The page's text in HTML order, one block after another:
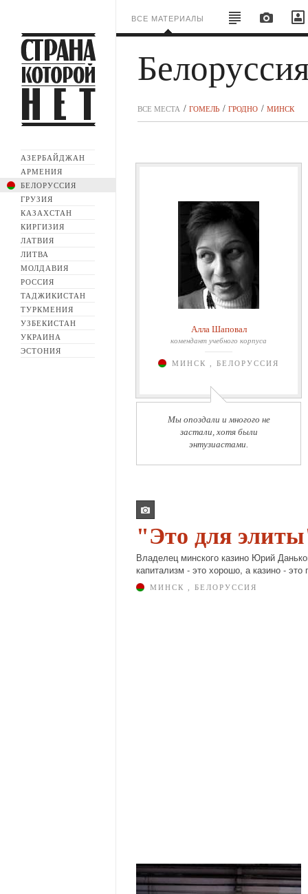
АЗЕРБАЙДЖАН
АРМЕНИЯ
БЕЛОРУССИЯ
ГРУЗИЯ
КАЗАХСТАН
КИРГИЗИЯ
ЛАТВИЯ
ЛИТВА
МОЛДАВИЯ
РОССИЯ
ТАДЖИКИСТАН
ТУРКМЕНИЯ
УЗБЕКИСТАН
УКРАИНА
ЭСТОНИЯ
ВСЕ МАТЕРИАЛЫ
ВСЕ МЕСТА ГОМЕЛЬ ГРОДНО МИНСК
Алла Шаповал
комендант учебного корпуса
МИНСК , БЕЛОРУССИЯ
Мы опоздали и многого не
застали, хотя были
энтузиастами.
"Это для
Владелец минского казино Юрий
капитализм - это хорошо, а казино - это
МИНСК , БЕЛОРУССИЯ